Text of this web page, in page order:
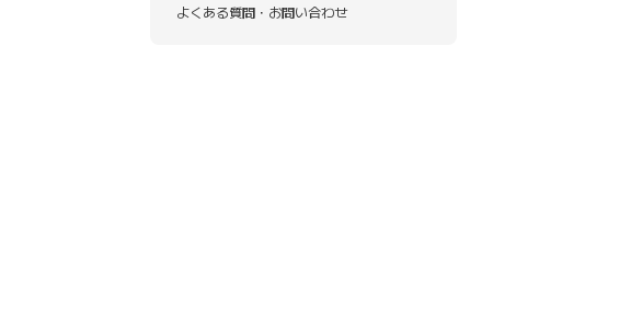
よくある質問・お問い合わせ